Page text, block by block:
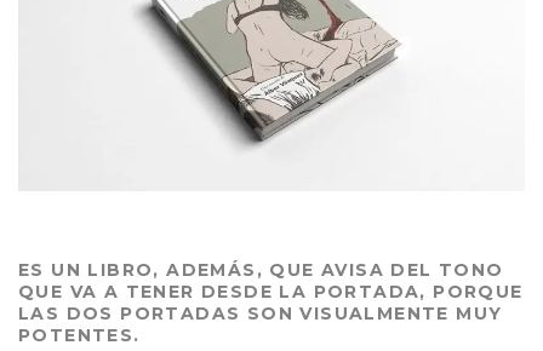
ES UN LIBRO, ADEMÁS, QUE AVISA DEL TONO
QUE VA A TENER DESDE LA PORTADA, PORQUE
LAS DOS PORTADAS SON VISUALMENTE MUY
POTENTES.